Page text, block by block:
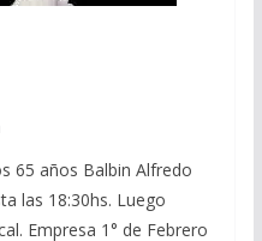
65 años Balbin Alfredo
las 18:30hs. Luego
Empresa 1° de Febrero